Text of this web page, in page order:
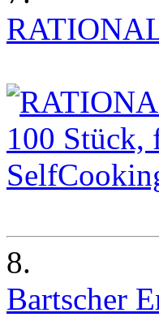
8.
Bartscher